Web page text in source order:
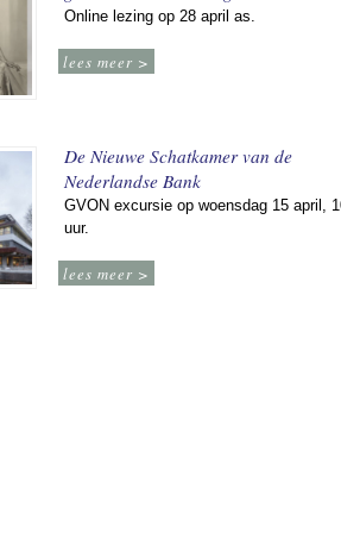
Online lezing op 28 april as.
lees meer >
De Nieuwe Schatkamer van de
Nederlandse Bank
GVON excursie op woensdag 15 april,
uur.
lees meer >